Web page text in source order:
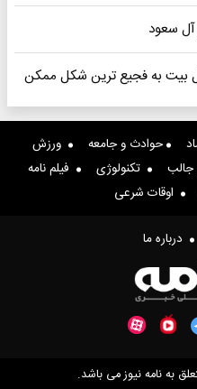
آل سعود
بیت به فجیع ترین شکل ممکن
حوادث و جامعه
ورزش
جالب تکنولوژی
فیلم نامه
اوقات شرعی
درباره ما
به نامه نیوز می باشد.